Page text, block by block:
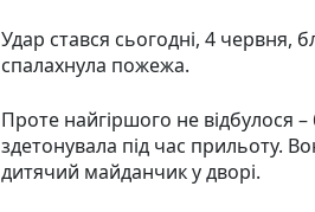
Удар стався сьогодні, 4 червня,
спалахнула пожежа.
Проте найгіршого не відбулося
здетонувала під час прильоту.
дитячий майданчик у дворі.